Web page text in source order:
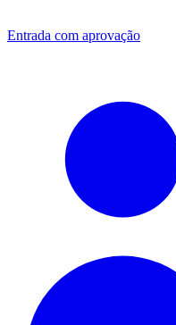
Entrada com aprovação